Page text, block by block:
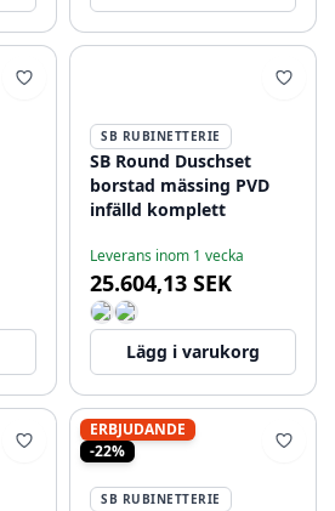
SB RUBINETTERIE
SB Round Duschset
borstad mässing PVD
infälld komplett
Leverans inom 1 vecka
25.604,13 SEK
Lägg i varukorg
ERBJUDANDE
-22%
SB RUBINETTERIE